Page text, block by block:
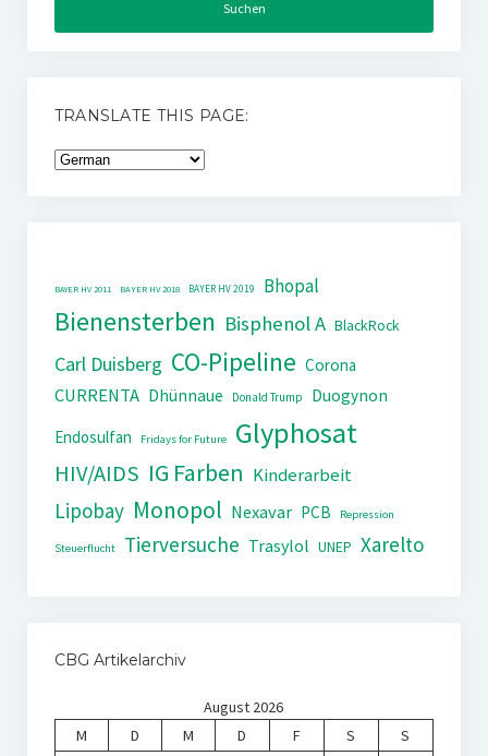
TRANSLATE THIS PAGE:
BAYER HV 2011 BAYER HV 2018 BAYER HV 2019 Bhopal
Bienensterben Bisphenol A BlackRock
Carl Duisberg CO-Pipeline Corona
CURRENTA Dhünnaue Donald Trump
Duogynon
Endosulfan
Fridays for Future Glyphosat
HIV/AIDS IG Farben Kinderarbeit
Lipobay Monopol Nexavar PCB Repression
Steuerflucht Tierversuche Trasylol UNEP Xarelto
CBG Artikelarchiv
August 2026
M
D M D F S
S